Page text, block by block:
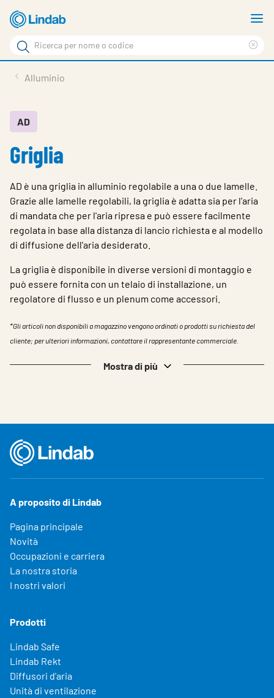
Log
visionare
Cerca
Cerca
Su Lindab
Su Tecnovent
Contatti
Download
Scegliere la lingua
Alluminio
AD
Griglia
AD è una griglia in alluminio regolabile a una o due lamelle.
Grazie alle lamelle regolabili, la griglia è adatta sia per l'aria
di mandata che per l'aria ripresa e può essere facilmente
regolata in base alla distanza di lancio richiesta e al modello
di diffusione dell'aria desiderato.
La griglia è disponibile in diverse versioni di montaggio e
può essere fornita con un telaio di installazione, un
regolatore di flusso e un plenum come accessori.
*Gli articoli non disponibili a magazzino vengono ordinati o prodotti su richiesta del
cliente; per ulteriori informazioni, contattare il rappresentante commerciale.
Mostra di più
A proposito di Lindab
Pagina principale
Novità
Occupazioni e carriera
La nostra storia
I nostri valori
Prodotti
Lindab Safe
Lindab Rekt
Diffusori d'aria
Unità di ventilazione